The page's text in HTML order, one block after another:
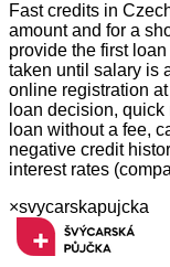
Fast credits in
amount and for a
provide the first
taken until salary is
online registration
loan decision,
loan without a fee,
negative credit
interest rates
×svycarskapujcka